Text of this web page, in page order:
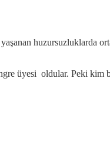
huzursuzluklarda
üyesi oldular. Peki kim